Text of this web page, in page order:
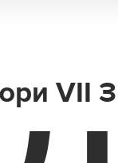
VII